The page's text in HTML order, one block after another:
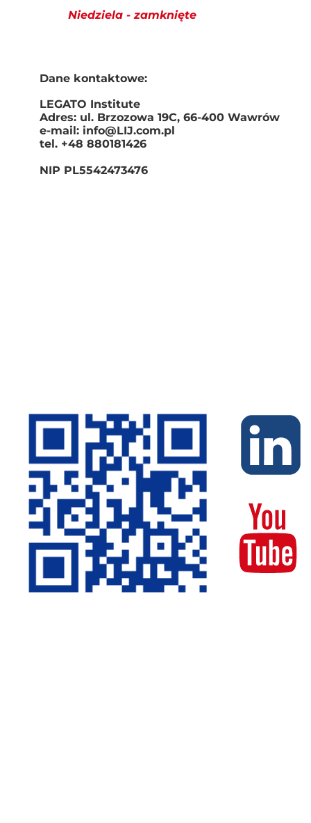
Dane kontaktowe:
LEGATO Institute
Adres: ul. Brzozowa 19C, 66-400 Wawrów
e-mail: info@LIJ.com.pl
tel. +48 880181426
NIP PL5542473476
Niedziela - zamknięte